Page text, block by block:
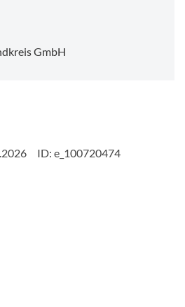
GmbH
ID: e_100720474